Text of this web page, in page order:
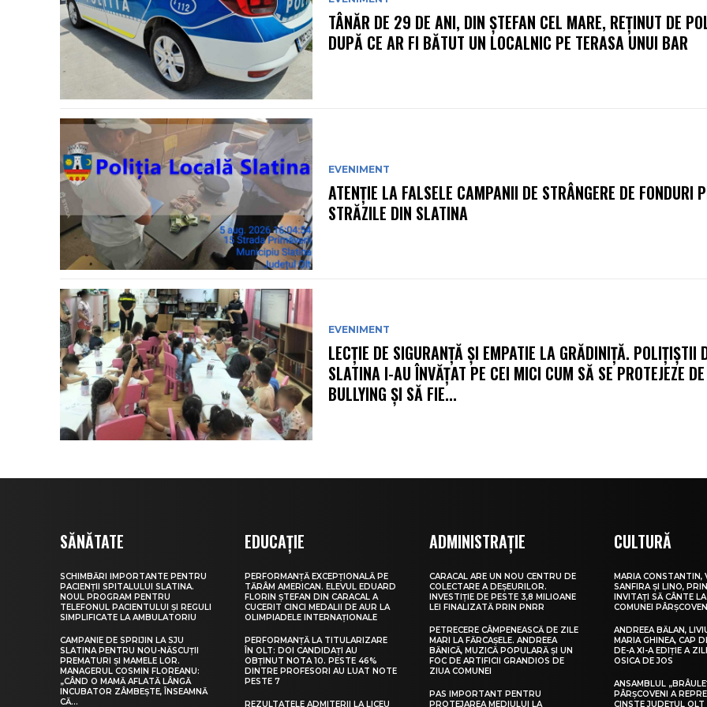
TÂNĂR DE 29 DE ANI, DIN ȘTEFAN CEL MARE, REȚINUT DE
DUPĂ CE AR FI BĂTUT UN LOCALNIC PE TERASA UNUI BAR
EVENIMENT
ATENȚIE LA FALSELE CAMPANII DE STRÂNGERE DE FONDURI
STRĂZILE DIN SLATINA
EVENIMENT
LECȚIE DE SIGURANȚĂ ȘI EMPATIE LA GRĂDINIȚĂ. POLIȚIȘTII
SLATINA I-AU ÎNVĂȚAT PE CEI MICI CUM SĂ SE PROTEJEZE DE
BULLYING ȘI SĂ FIE...
SĂNĂTATE
SCHIMBĂRI IMPORTANTE PENTRU
PACIENȚII SPITALULUI SLATINA.
NOUL PROGRAM PENTRU
TELEFONUL PACIENTULUI ȘI REGULI
SIMPLIFICATE LA AMBULATORIU
CAMPANIE DE SPRIJIN LA SJU
SLATINA PENTRU NOU-NĂSCUȚII
PREMATURI ȘI MAMELE LOR.
MANAGERUL COSMIN FLOREANU:
„CÂND O MAMĂ AFLATĂ LÂNGĂ
INCUBATOR ZÂMBEȘTE, ÎNSEAMNĂ
CĂ...
EDUCAȚIE
PERFORMANȚĂ EXCEPȚIONALĂ PE
TĂRÂM AMERICAN. ELEVUL EDUARD
FLORIN ȘTEFAN DIN CARACAL A
CUCERIT CINCI MEDALII DE AUR LA
OLIMPIADELE INTERNAȚIONALE
PERFORMANȚĂ LA TITULARIZARE
ÎN OLT: DOI CANDIDAȚI AU
OBȚINUT NOTA 10. PESTE 46%
DINTRE PROFESORI AU LUAT NOTE
PESTE 7
REZULTATELE ADMITERII LA LICEU
ADMINISTRAȚIE
CARACAL ARE UN NOU CENTRU DE
COLECTARE A DEȘEURILOR.
INVESTIȚIE DE PESTE 3,8 MILIOANE
LEI FINALIZATĂ PRIN PNRR
PETRECERE CÂMPENEASCĂ DE ZILE
MARI LA FĂRCAȘELE. ANDREEA
BĂNICĂ, MUZICĂ POPULARĂ ȘI UN
FOC DE ARTIFICII GRANDIOS DE
ZIUA COMUNEI
PAS IMPORTANT PENTRU
PROTEJAREA MEDIULUI LA
CULTURĂ
MARIA CONSTANTIN,
SANFIRA ȘI LINO,
INVITAȚI SĂ CÂNTE
COMUNEI
ANDREEA BĂLAN,
MARIA GHINEA, CAP
DE-A XI-A EDIȚIE A
OSICA DE JOS
ANSAMBLUL
PÂRȘCOVENI A
CINSTE JUDEȚUL OLT